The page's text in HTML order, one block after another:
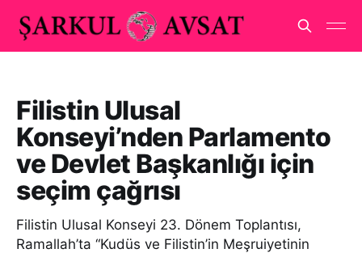
Filistin Ulusal
Konseyi’nden Parlamento
ve Devlet Başkanlığı için
seçim çağrısı
Filistin Ulusal Konseyi 23. Dönem Toplantısı,
Ramallah’ta “Kudüs ve Filistin’in Meşruiyetinin